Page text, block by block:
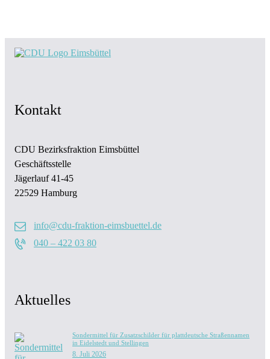
Kontakt
CDU Bezirksfraktion Eimsbüttel
Geschäftsstelle
Jägerlauf 41-45
22529 Hamburg
info@cdu-fraktion-eimsbuettel.de
040 – 422 03 80
Aktuelles
Sondermittel für Zusatzschilder für plattdeutsche Straßennamen
in Eidelstedt und Stellingen
8. Juli 2026